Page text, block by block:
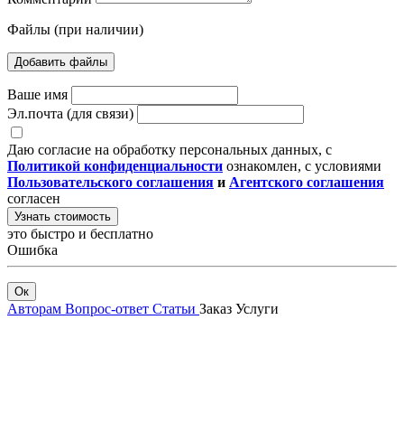
Файлы (при наличии)
Добавить файлы
Ваше имя
Эл.почта (для связи)
Даю согласие на обработку персональных данных, с
Политикой конфиденциальности ознакомлен, с условиями
Пользовательского соглашения и Агентского соглашения
согласен
Узнать стоимость
это быстро и бесплатно
Ошибка
Ок
Авторам Вопрос-ответ Статьи Заказ Услуги